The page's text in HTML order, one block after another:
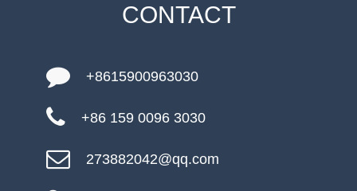
CONTACT
+8615900963030
+86 159 0096 3030
273882042@qq.com